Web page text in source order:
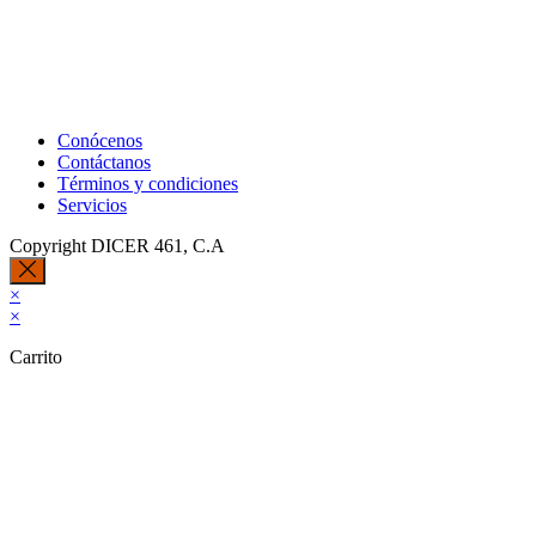
Conócenos
Contáctanos
Términos y condiciones
Servicios
Copyright DICER 461, C.A
×
×
Carrito